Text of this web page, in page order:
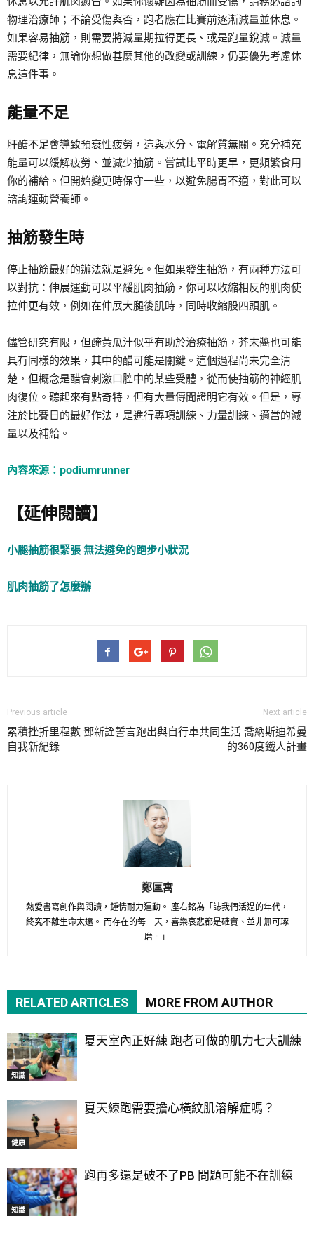
物理治療師；不論受傷與否，跑者應在比賽前逐漸減量並休息。
如果容易抽筋，則需要將減量期拉得更長、或是跑量銳減。減量
需要紀律，無論你想做甚麼其他的改變或訓練，仍要優先考慮休
息這件事。
能量不足
肝醣不足會導致預衰性疲勞，這與水分、電解質無關。充分補充
能量可以緩解疲勞、並減少抽筋。嘗試比平時更早，更頻繁食用
你的補給。但開始變更時保守一些，以避免腸胃不適，對此可以
諮詢運動營養師。
抽筋發生時
停止抽筋最好的辦法就是避免。但如果發生抽筋，有兩種方法可
以對抗：伸展運動可以平緩肌肉抽筋，你可以收縮相反的肌肉使
拉伸更有效，例如在伸展大腿後肌時，同時收縮股四頭肌。
儘管研究有限，但醃黃瓜汁似乎有助於治療抽筋，芥末醬也可能
具有同樣的效果，其中的醋可能是關鍵。這個過程尚未完全清
楚，但概念是醋會刺激口腔中的某些受體，從而使抽筋的神經肌
肉復位。聽起來有點奇特，但有大量傳聞證明它有效。但是，專
注於比賽日的最好作法，是進行專項訓練、力量訓練、適當的減
量以及補給。
內容來源：podiumrunner
【延伸閱讀】
小腿抽筋很緊張 無法避免的跑步小狀況
肌肉抽筋了怎麼辦
Previous article
累積挫折里程數 鄧新詮誓言跑出
自我新紀錄
Next article
與自行車共同生活 喬納斯迪希曼
的360度鐵人計畫
鄭匡寓
熱愛書寫創作與閱讀，鍾情耐力運動。 座右銘為「誌我們活過的年代，
終究不離生命太遠。 而存在的每一天，喜樂哀悲都是確實、並非無可琢
磨。」
RELATED ARTICLES MORE FROM AUTHOR
知識
夏天室內正好練 跑者可做的肌力七大訓練
健康
夏天練跑需要擔心橫紋肌溶解症嗎？
知識
跑再多還是破不了PB 問題可能不在訓練